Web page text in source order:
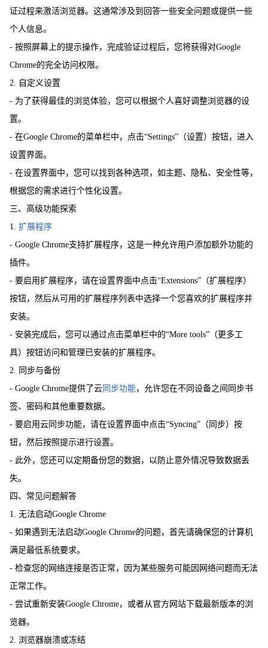
证过程来激活浏览器。这通常涉及到回答一些安全问题或提供一些
个人信息。
- 按照屏幕上的提示操作，完成验证过程后，您将获得对Google
Chrome的完全访问权限。
2. 自定义设置
- 为了获得最佳的浏览体验，您可以根据个人喜好调整浏览器的设
置。
- 在Google Chrome的菜单栏中，点击“Settings”（设置）按钮，进入
设置界面。
- 在设置界面中，您可以找到各种选项，如主题、隐私、安全性等，
根据您的需求进行个性化设置。
三、高级功能探索
1. 扩展程序
- Google Chrome支持扩展程序，这是一种允许用户添加额外功能的
插件。
- 要启用扩展程序，请在设置界面中点击“Extensions”（扩展程序）
按钮，然后从可用的扩展程序列表中选择一个您喜欢的扩展程序并
安装。
- 安装完成后，您可以通过点击菜单栏中的“More tools”（更多工
具）按钮访问和管理已安装的扩展程序。
2. 同步与备份
- Google Chrome提供了云 同步功能，允许您在不同设备之间同步书
签、密码和其他重要数据。
- 要启用云同步功能，请在设置界面中点击“Syncing”（同步）按
钮，然后按照提示进行设置。
- 此外，您还可以定期备份您的数据，以防止意外情况导致数据丢
失。
四、常见问题解答
1. 无法启动Google Chrome
- 如果遇到无法启动Google Chrome的问题，首先请确保您的计算机
满足最低系统要求。
- 检查您的网络连接是否正常，因为某些服务可能因网络问题而无法
正常工作。
- 尝试重新安装Google Chrome，或者从官方网站下载最新版本的浏
览器。
2. 浏览器崩溃或冻结